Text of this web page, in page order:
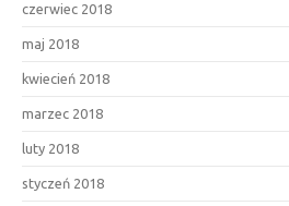
czerwiec 2018
maj 2018
kwiecień 2018
marzec 2018
luty 2018
styczeń 2018